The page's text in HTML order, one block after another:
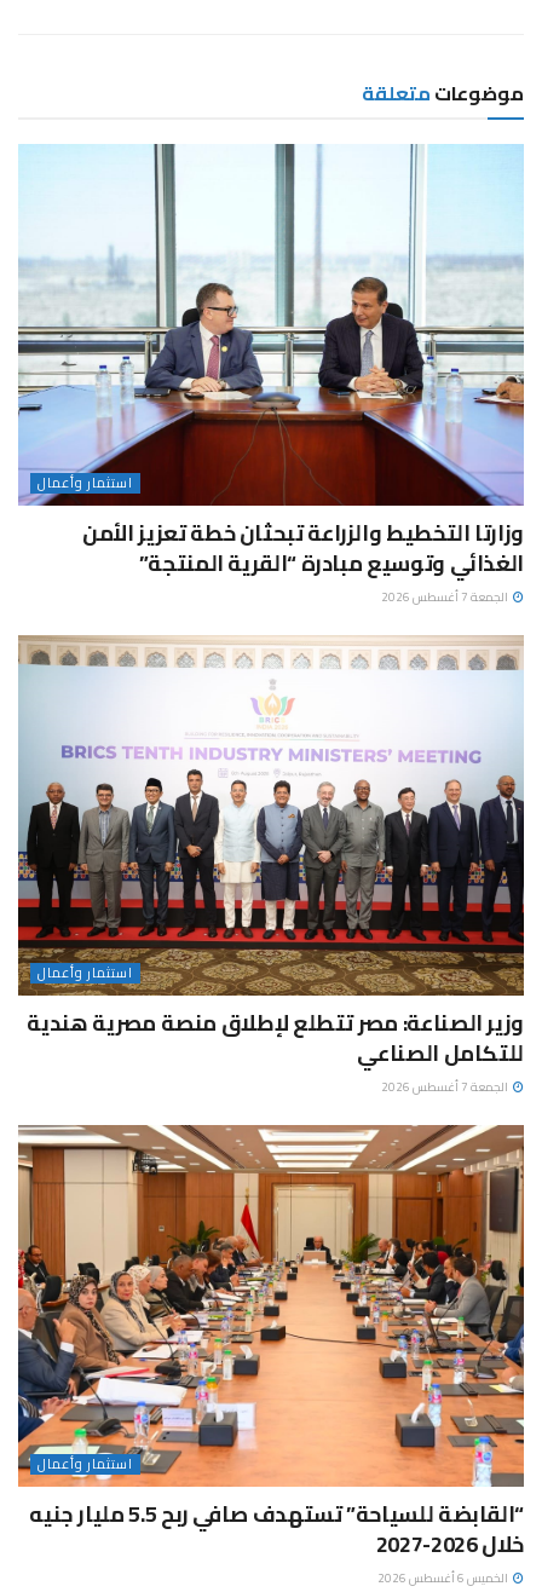
موضوعاتمتعلقة
استثمار وأعمال
وزارتا التخطيط والزراعة تبحثان خطة تعزيز الأمن
الغذائي وتوسيع مبادرة “القرية المنتجة”
الجمعة 7 أغسطس 2026
استثمار وأعمال
وزير الصناعة: مصر تتطلع لإطلاق منصة مصرية هندية
للتكامل الصناعي
الجمعة 7 أغسطس 2026
استثمار وأعمال
“القابضة للسياحة” تستهدف صافي ربح 5.5 مليار جنيه
خلال 2026-2027
الخميس 6 أغسطس 2026